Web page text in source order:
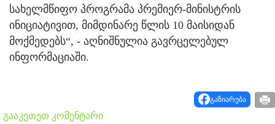
სახელმწიფო პროგრამა პრემიერ-მინისტრის
ინიციატივით, მიმდინარე წლის 10 მაისიდან
მოქმედებს“, - აღნიშნულია გავრცელებულ
ინფორმაციაში.
გაზიარება
გააკეთეთ კომენტარი